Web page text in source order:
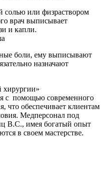
солью или физраствором
врач выписывает
и капли.
боли, ему выписывают
назначают
хирургии»
с помощью современного
что обеспечивает клиентам
Медперсонал под
В.С., имея богатый опыт
в своем мастерстве.